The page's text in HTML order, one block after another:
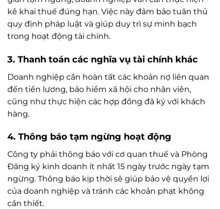
kê khai thuế đúng hạn. Việc này đảm bảo tuân thủ
quy định pháp luật và giúp duy trì sự minh bạch
trong hoạt động tài chính.
3. Thanh toán các nghĩa vụ tài chính khác
Doanh nghiệp cần hoàn tất các khoản nợ liên quan
đến tiền lương, bảo hiểm xã hội cho nhân viên,
cũng như thực hiện các hợp đồng đã ký với khách
hàng.
4. Thông báo tạm ngừng hoạt động
Công ty phải thông báo với cơ quan thuế và Phòng
Đăng ký kinh doanh ít nhất 15 ngày trước ngày tạm
ngừng. Thông báo kịp thời sẽ giúp bảo vệ quyền lợi
của doanh nghiệp và tránh các khoản phạt không
cần thiết.